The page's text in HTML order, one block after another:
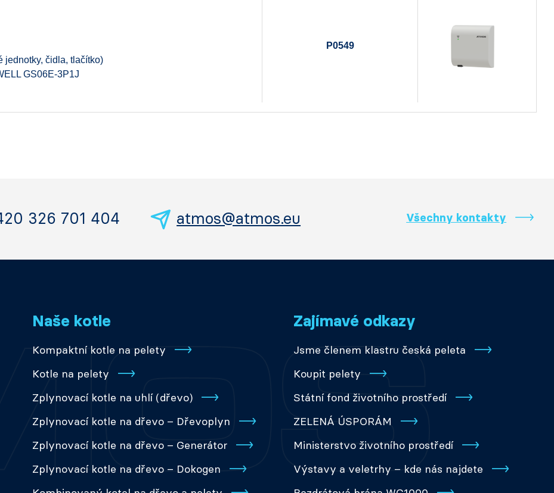
jednotky, čidla, tlačítko)
GS06E-3P1J
P0549
326 701 404 atmos@atmos.eu Všechny kontakty
Naše kotle
Kompaktní kotle na pelety
Kotle na pelety
Zplynovací kotle na uhlí (dřevo)
Zplynovací kotle na dřevo – Dřevoplyn
Zplynovací kotle na dřevo – Generátor
Zplynovací kotle na dřevo – Dokogen
Zajímavé odkazy
Jsme členem klastru česká peleta
Koupit pelety
Státní fond životního prostředí
ZELENÁ ÚSPORÁM
Ministerstvo životního prostředí
Výstavy a veletrhy – kde nás najdete